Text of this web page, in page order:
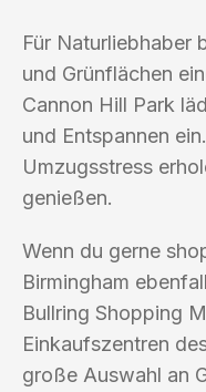
Für Naturliebhaber
und Grünflächen
Cannon Hill Park
und Entspannen
Umzugsstress
genießen.
Wenn du gerne
Birmingham
Bullring Shopping
Einkaufszentren
große Auswahl an